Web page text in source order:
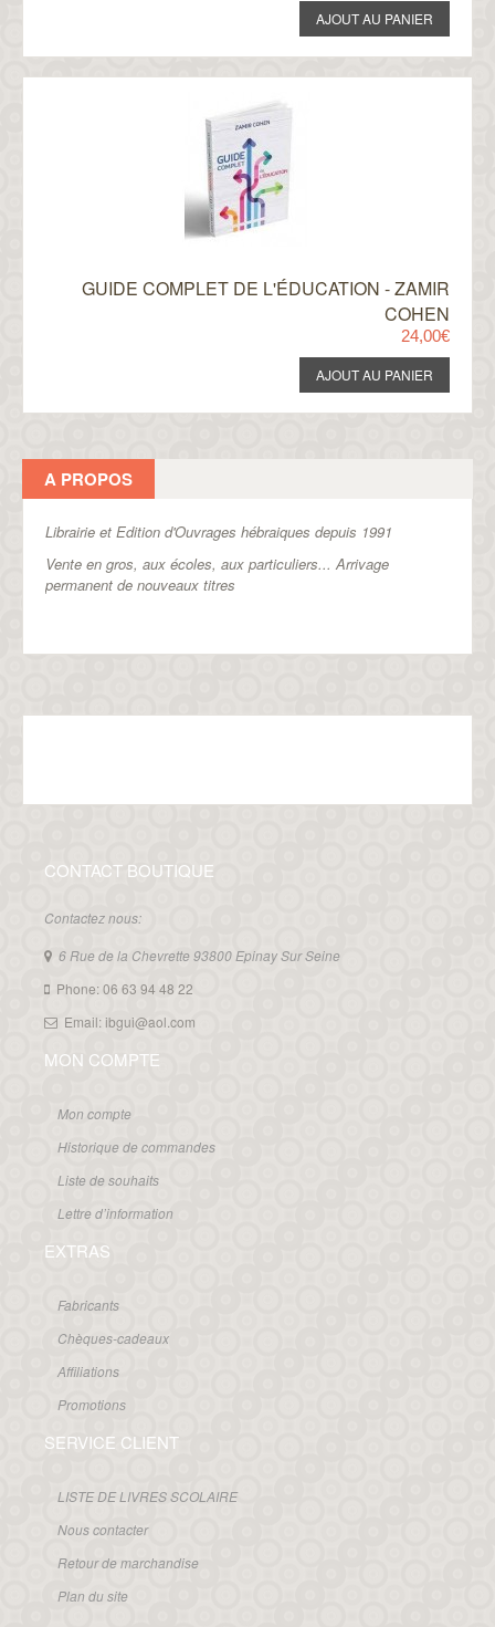
GUIDE COMPLET DE L'ÉDUCATION - ZAMIR
COHEN
24,00€
A PROPOS
Librairie et Edition d'Ouvrages hébraiques depuis 1991
Vente en gros, aux écoles, aux particuliers...Arrivage
permanent de nouveaux titres
CONTACT BOUTIQUE
Contactez nous:
6 Rue de la Chevrette 93800 Epinay Sur Seine
Phone: 06 63 94 48 22
Email: ibgui@aol.com
MON COMPTE
Mon compte
Historique de commandes
Liste de souhaits
Lettre d’information
EXTRAS
Fabricants
Chèques-cadeaux
Affiliations
Promotions
SERVICE CLIENT
LISTE DE LIVRES SCOLAIRE
Nous contacter
Retour de marchandise
Plan du site